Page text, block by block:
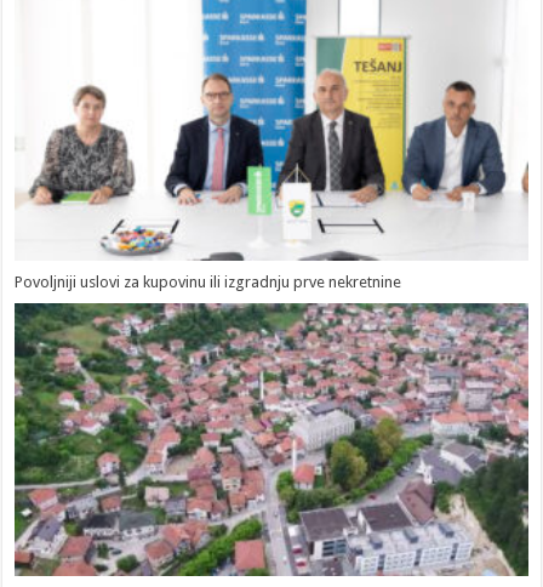
Povoljniji uslovi za kupovinu ili izgradnju prve nekretnine